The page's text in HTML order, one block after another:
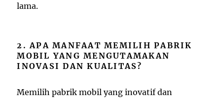
lama.
2. APA MANFAAT MEMILIH PABRIK
MOBIL YANG MENGUTAMAKAN
INOVASI DAN KUALITAS?
Memilih pabrik mobil yang inovatif dan